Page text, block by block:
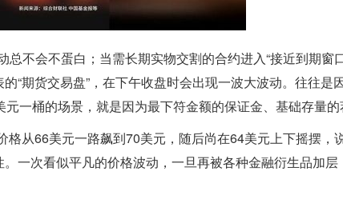
不会不蛋白；当需长期实物交割的合约进入“接近到期窗
“期货交易盘”，在下午收盘时会出现一波大波动。往往是
一桶的场景，就是因为最下符金额的保证金、基础存量的
从66美元一路飙到70美元，随后尚在64美元上下摇摆，
。一次看似平凡的价格波动，一旦再被各种金融衍生品加层